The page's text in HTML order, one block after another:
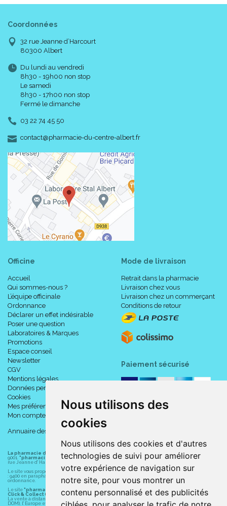
Nous utilisons des
cookies
Nous utilisons des cookies et d'autres
technologies de suivi pour améliorer
votre expérience de navigation sur
notre site, pour vous montrer un
contenu personnalisé et des publicités
Coordonnées
32 rue Jeanne d’Harcourt
80300 Albert
Du lundi au vendredi
8h30 - 19h00 non stop
Le samedi
8h30 - 17h00 non stop
Fermé le dimanche
03 22 74 45 50
contact-
@-
pharmacie-du-centre-albert.fr
Officine
Accueil
Qui sommes-nous ?
L’équipe officinale
Ordonnance
Déclarer un effet indésirable
Poser une question
Laboratoires & Marques
Promotions
Espace conseil
Newsletter
CGV
Mentions légales
Données personnelles
Cookies
Mes préférences Cookies
Mon compte
Annuaire des pharmacies
Mode de livraison
Retrait dans la pharmacie
Livraison chez vous
Livraison chez un commerçant
Conditions de retour
Paiement sécurisé
La pharmacie du centre à Albert
(80300) est une pharmacie française certifiée ISO
9001. "pharmacie-du-centre-albert.fr " est le site internet de la pharmacie du centre
rue Jeanne d' Harcourt, 80300 Albert.
Le site vous propose un large choix de plus de 11000 références, au prix les plus bas possible
: 9400 en parapharmacie, animaux, orthopédie, matériel médical. 1700 en médicaments sans
ordonnance.
Le site "pharmacie-du-centre-albert.fr"
vous propose les service suivants :
Click & Collect (retrait gratuit dans la pharmacie).
La vente à distance chez vous et/ou chez un commerçant sur la France (Andorre, Monaco et
DOM), l' Europe et le monde entier (livraison assuré par Colissimo et ses partenaires à l'